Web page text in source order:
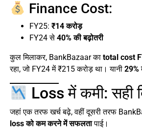
Finance Cost:
FY25: ₹14 करोड़
FY24 से 40% की बढ़ोतरी
कुल मिलाकर, BankBazaar का total cost
रहा, जो FY24 में ₹215 करोड़ था। यानी 29%
Loss में कमी: सही
जहां एक तरफ खर्च बढ़े, वहीं दूसरी तरफ
loss को कम करने में सफलतापाई।